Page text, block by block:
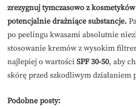
zrezygnuj tymczasowo z
potencjalnie drażniące substancje.
po peelingu kwasami absolutnie
stosowanie kremów z wysokim
najlepiej o wartości SPF 30-50, aby
skórę przed szkodliwym
Podobne posty: